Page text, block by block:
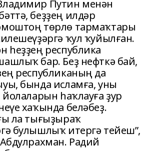
Путин менән
беҙҙең илдәр
төрлө тармаҡтары
ҡул ҡуйылған.
һеҙҙең республика
бар. Беҙ нефткә бай,
республиканың да
бында исламға, уны
йолаларын һаҡлауға ҙур
хаҡында беләбеҙ.
ла тығыҙыраҡ
булышлыҡ итергә тейеш”,
Радий